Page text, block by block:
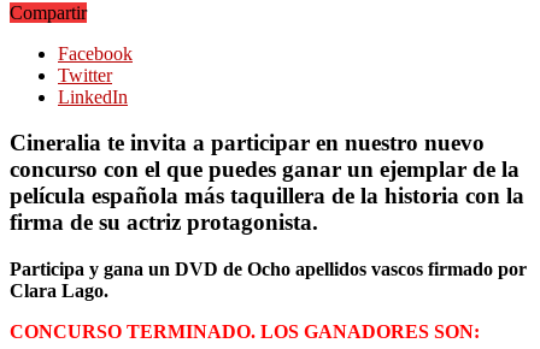
Compartir
Facebook
Twitter
LinkedIn
Cineralia te invita a participar en nuestro nuevo
concurso con el que puedes ganar un ejemplar de la
película española más taquillera de la historia con la
firma de su actriz protagonista.
Participa y gana un DVD de Ocho apellidos vascos firmado por
Clara Lago.
CONCURSO TERMINADO. LOS GANADORES SON: